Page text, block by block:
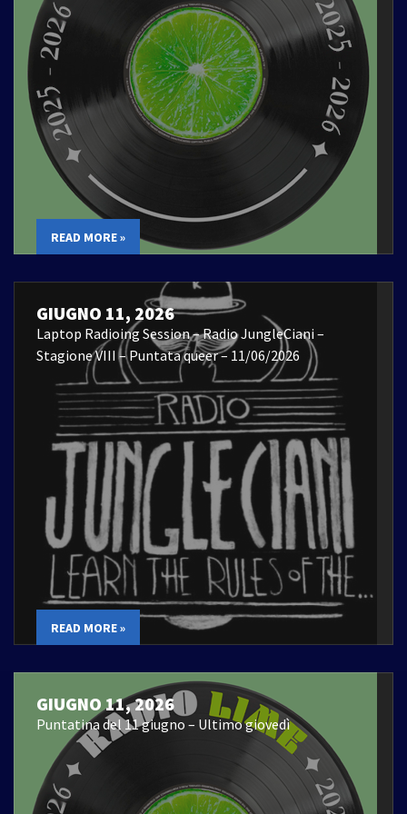
READ MORE »
GIUGNO 11, 2026
Laptop Radioing Session – Radio JungleCiani –
Stagione VIII – Puntata queer – 11/06/2026
READ MORE »
GIUGNO 11, 2026
Puntatina del 11 giugno – Ultimo giovedì